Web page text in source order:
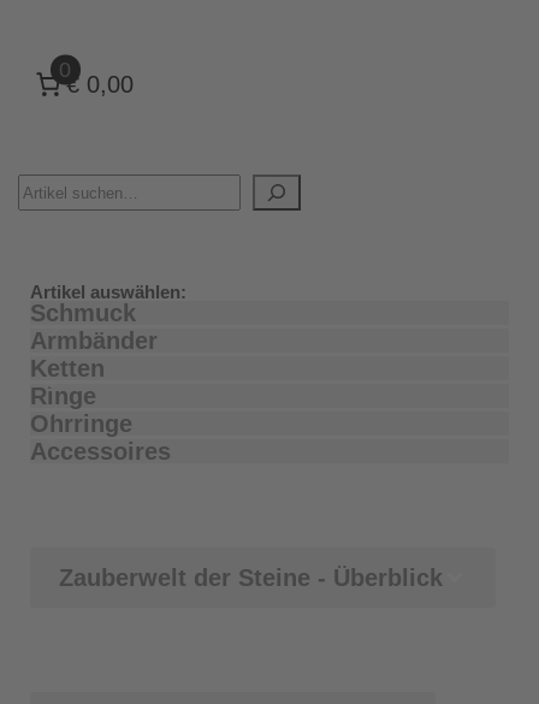
0
€ 0,00
Artikel auswählen:
Schmuck
Armbänder
Ketten
Ringe
Ohrringe
Accessoires
Zauberwelt der Steine - Überblick